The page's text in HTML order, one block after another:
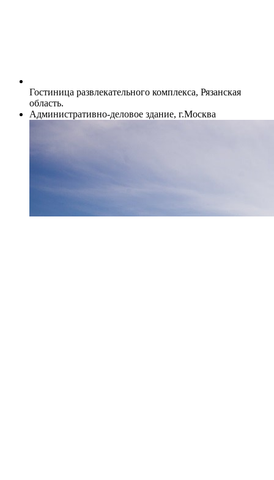
Гостиница развлекательного комплекса, Рязанская
область.
Административно-деловое здание, г.Москва